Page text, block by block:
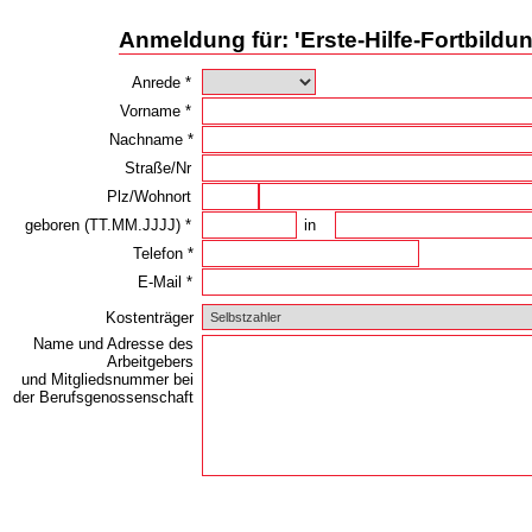
Anmeldung für: 'Erste-Hilfe-
Anrede *
Vorname *
Nachname *
Straße/Nr
Plz/Wohnort
E-Mail *
geboren (TT.MM.JJJJ) *
Kostenträger
Telefon *
Name und Adresse des
Arbeitgebers
und Mitgliedsnummer bei
der Berufsgenossenschaft
in